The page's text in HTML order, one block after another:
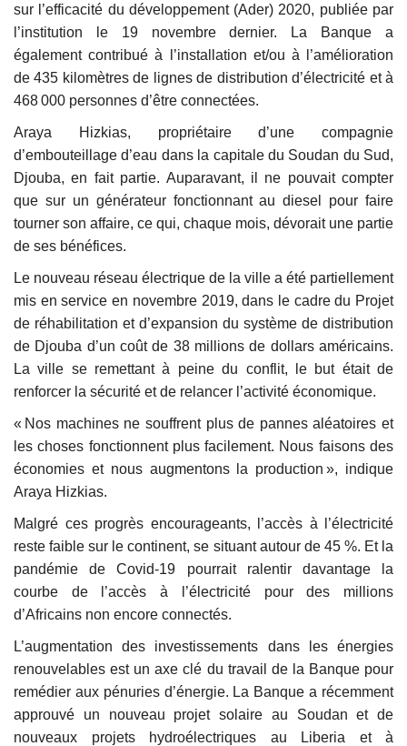
sur l’efficacité du développement (Ader) 2020, publiée par
l’institution le 19 novembre dernier. La Banque a
également contribué à l’installation et/ou à l’amélioration
de 435 kilomètres de lignes de distribution d’électricité et à
468 000 personnes d’être connectées.
Araya Hizkias, propriétaire d’une compagnie
d’embouteillage d’eau dans la capitale du Soudan du Sud,
Djouba, en fait partie. Auparavant, il ne pouvait compter
que sur un générateur fonctionnant au diesel pour faire
tourner son affaire, ce qui, chaque mois, dévorait une partie
de ses bénéfices.
Le nouveau réseau électrique de la ville a été partiellement
mis en service en novembre 2019, dans le cadre du Projet
de réhabilitation et d’expansion du système de distribution
de Djouba d’un coût de 38 millions de dollars américains.
La ville se remettant à peine du conflit, le but était de
renforcer la sécurité et de relancer l’activité économique.
« Nos machines ne souffrent plus de pannes aléatoires et
les choses fonctionnent plus facilement. Nous faisons des
économies et nous augmentons la production », indique
Araya Hizkias.
Malgré ces progrès encourageants, l’accès à l’électricité
reste faible sur le continent, se situant autour de 45 %. Et la
pandémie de Covid-19 pourrait ralentir davantage la
courbe de l’accès à l’électricité pour des millions
d’Africains non encore connectés.
L’augmentation des investissements dans les énergies
renouvelables est un axe clé du travail de la Banque pour
remédier aux pénuries d’énergie. La Banque a récemment
approuvé un nouveau projet solaire au Soudan et de
nouveaux projets hydroélectriques au Liberia et à